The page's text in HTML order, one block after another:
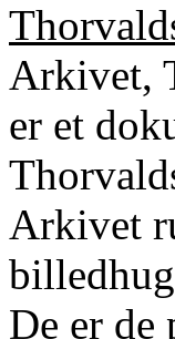
Arkivet,
er et
Arkivet
De er